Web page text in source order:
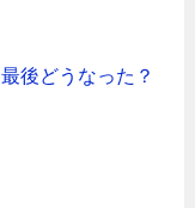
後どうなった？